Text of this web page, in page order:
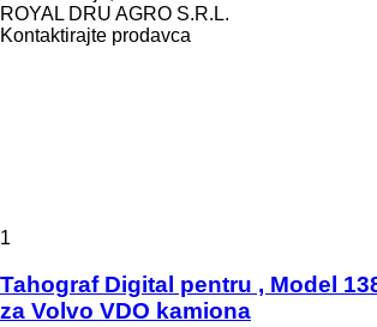
ROYAL DRU AGRO S.R.L.
Kontaktirajte prodavca
1
Tahograf Digital pentru , Model
za Volvo VDO kamiona